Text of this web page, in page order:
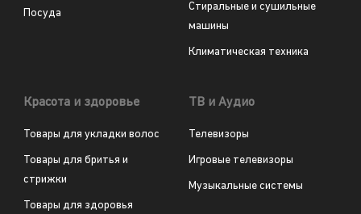
Посуда
Стиральные и сушильные
машины
Климатическая техника
Красота и здоровье
Товары для укладки волос
Товары для бритья и
стрижки
Товары для здоровья
ТВ и Аудио
Телевизоры
Игровые телевизоры
Музыкальные системы